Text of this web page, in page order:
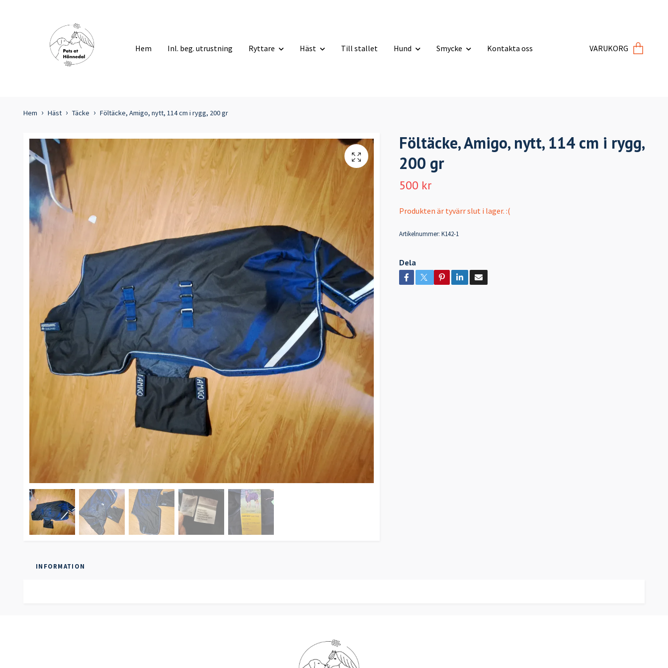
Hem Inl. beg. utrustning Ryttare Häst Till stallet Hund Smycke Kontakta oss VARUKORG
Hem Häst Täcke Föltäcke, Amigo, nytt, 114 cm i rygg, 200 gr
Föltäcke, Amigo, nytt, 114 cm i rygg,
200 gr
500 kr
Produkten är tyvärr slut i lager. :(
Artikelnummer: K142-1
Dela
INFORMATION